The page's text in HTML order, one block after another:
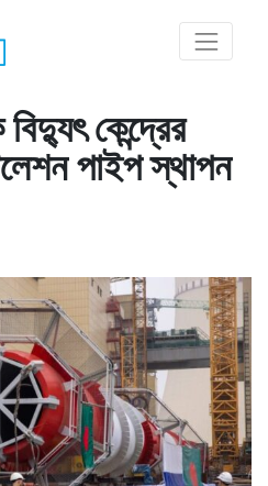
কেন্দ্রের
পাইপ স্থাপন